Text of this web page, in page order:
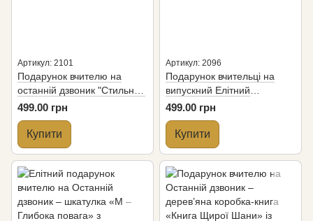
Артикул: 2101
Подарунок вчителю на
останній дзвоник "Стильний
комплімент"
499.00 грн
Купити
Артикул: 2096
Подарунок вчительці на
випускний Елітний
комплімент, S "Глибока
повага"
499.00 грн
Купити